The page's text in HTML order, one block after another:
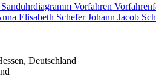
Sanduhrdiagramm Vorfahren
Elisabeth Schefer Johann Jacob
Deutschland